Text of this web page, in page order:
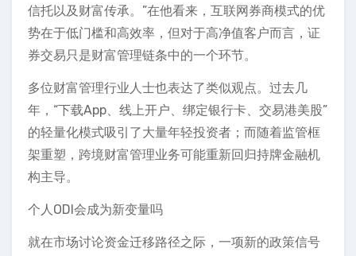
信托以及财富传承。”在他看来，互联网券商模式的优
势在于低门槛和高效率，但对于高净值客户而言，证
券交易只是财富管理链条中的一个环节。
多位财富管理行业人士也表达了类似观点。过去几
年，“下载App、线上开户、绑定银行卡、交易港美股”
的轻量化模式吸引了大量年轻投资者；而随着监管框
架重塑，跨境财富管理业务可能重新回归持牌金融机
构主导。
个人ODI会成为新变量吗
就在市场讨论资金迁移路径之际，一项新的政策信号